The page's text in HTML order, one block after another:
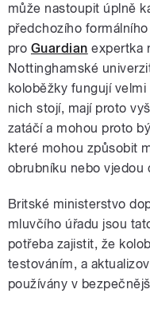
může nastoupit úplně
předchozího
pro Guardian expertka
Nottinghamské
koloběžky fungují
nich stojí, mají proto
zatáčí a mohou proto
které mohou způsobit
obrubníku nebo vjedou
Britské ministerstvo
mluvčího úřadu jsou
potřeba zajistit, že
testováním, a
používány v